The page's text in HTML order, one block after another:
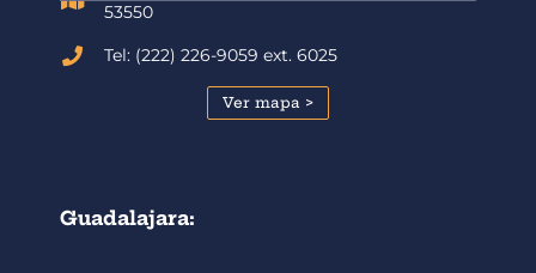
53550
Tel: (222) 226-9059 ext. 6025
Ver mapa >
Guadalajara: